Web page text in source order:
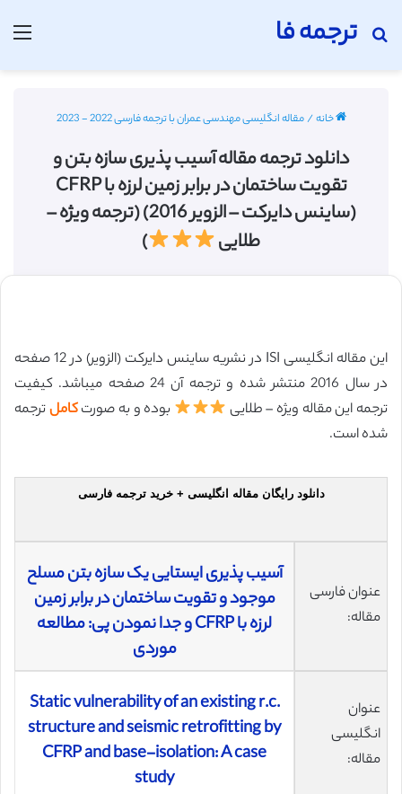
ترجمه فا
جستجو برای
خانه/مقاله انگلیسی مهندسی عمران با ترجمه فارسی 2022 - 2023
دانلود ترجمه مقاله آسیب پذیری سازه بتن و
تقویت ساختمان در برابر زمین لرزه با CFRP
(ساینس دایرکت – الزویر 2016) (ترجمه ویژه –
طلایی
)
این مقاله انگلیسی ISI در نشریه ساینس دایرکت (الزویر) در 12 صفحه
در سال 2016 منتشر شده و ترجمه آن 24 صفحه میباشد. کیفیت
ترجمه این مقاله ویژه – طلایی
بوده و به صورتکاملترجمه
شده است.
دانلود رایگان مقاله انگلیسی + خرید ترجمه فارسی
عنوان فارسی
مقاله:
آسیب پذیری ایستایی یک سازه بتن مسلح
موجود و تقویت ساختمان در برابر زمین
لرزه با CFRP و جدا نمودن پی: مطالعه
موردی
عنوان
انگلیسی
مقاله:
Static vulnerability of an existing r.c.
structure and seismic retrofitting by
CFRP and base-isolation: A case
study